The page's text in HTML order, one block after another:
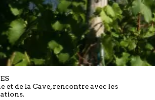
et de la Cave, rencontre avec les